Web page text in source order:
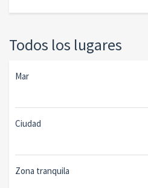
Todos los lugares
Mar
Ciudad
Zona tranquila